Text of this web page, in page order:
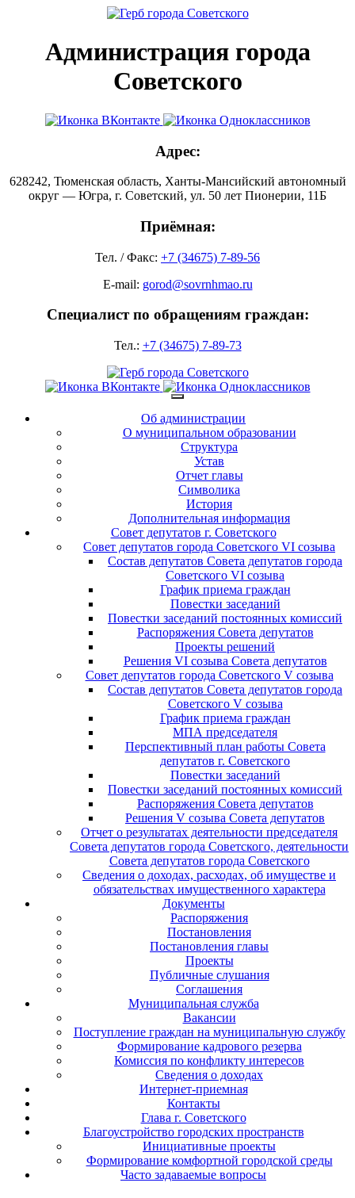
Администрация города
Советского
Адрес:
628242, Тюменская область, Ханты-Мансийский автономный
округ — Югра, г. Советский, ул. 50 лет Пионерии, 11Б
Приёмная:
Тел. / Факс: +7 (34675) 7-89-56
E-mail: gorod@sovrnhmao.ru
Специалист по обращениям граждан:
Тел.: +7 (34675) 7-89-73
Об администрации
О муниципальном образовании
Структура
Устав
Отчет главы
Символика
История
Дополнительная информация
Совет депутатов г. Советского
Совет депутатов города Советского VI созыва
Состав депутатов Совета депутатов города
Советского VI созыва
График приема граждан
Повестки заседаний
Повестки заседаний постоянных комиссий
Распоряжения Совета депутатов
Проекты решений
Решения VI созыва Совета депутатов
Совет депутатов города Советского V созыва
Состав депутатов Совета депутатов города
Советского V созыва
График приема граждан
МПА председателя
Перспективный план работы Совета
депутатов г. Советского
Повестки заседаний
Повестки заседаний постоянных комиссий
Распоряжения Совета депутатов
Решения V созыва Совета депутатов
Отчет о результатах деятельности председателя
Совета депутатов города Советского, деятельности
Совета депутатов города Советского
Сведения о доходах, расходах, об имуществе и
обязательствах имущественного характера
Документы
Распоряжения
Постановления
Постановления главы
Проекты
Публичные слушания
Соглашения
Муниципальная служба
Вакансии
Поступление граждан на муниципальную службу
Формирование кадрового резерва
Комиссия по конфликту интересов
Сведения о доходах
Интернет-приемная
Контакты
Глава г. Советского
Благоустройство городских пространств
Инициативные проекты
Формирование комфортной городской среды
Часто задаваемые вопросы